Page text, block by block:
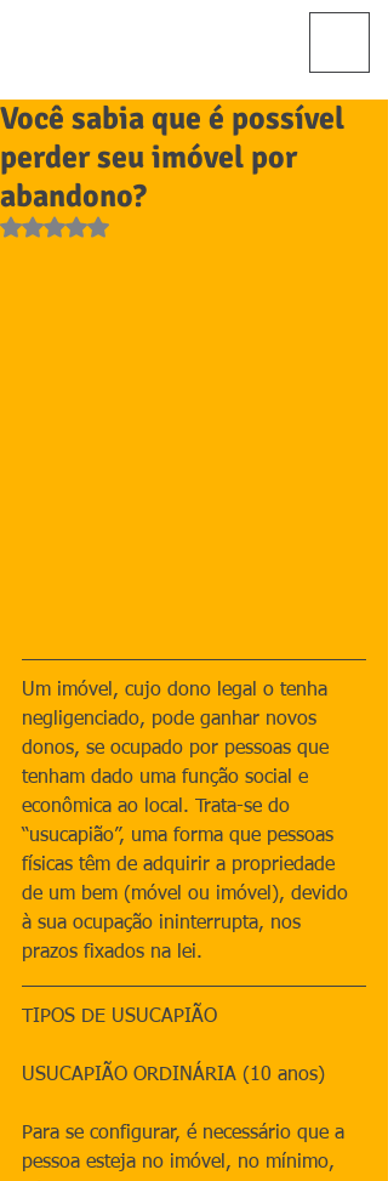
Você sabia que é possível
perder seu imóvel por
abandono?
Avaliado com NaN de 5 estrelas.
Um imóvel, cujo dono legal o tenha
negligenciado, pode ganhar novos
donos, se ocupado por pessoas que
tenham dado uma função social e
econômica ao local. Trata-se do
“usucapião”, uma forma que pessoas
físicas têm de adquirir a propriedade
de um bem (móvel ou imóvel), devido
à sua ocupação ininterrupta, nos
prazos fixados na lei.
TIPOS DE USUCAPIÃO
USUCAPIÃO ORDINÁRIA (10 anos)
Para se configurar, é necessário que a
pessoa esteja no imóvel, no mínimo,